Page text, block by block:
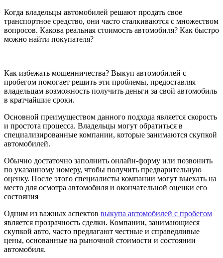
Когда владельцы автомобилей решают продать свое
транспортное средство, они часто сталкиваются с множеством
вопросов. Какова реальная стоимость автомобиля? Как быстро
можно найти покупателя?
Как избежать мошенничества? Выкуп автомобилей с
пробегом помогает решить эти проблемы, предоставляя
владельцам возможность получить деньги за свой автомобиль
в кратчайшие сроки.
Основной преимуществом данного подхода является скорость
и простота процесса. Владельцы могут обратиться в
специализированные компании, которые занимаются скупкой
автомобилей.
Обычно достаточно заполнить онлайн-форму или позвонить
по указанному номеру, чтобы получить предварительную
оценку. После этого специалисты компании могут выехать на
место для осмотра автомобиля и окончательной оценки его
состояния
Одним из важных аспектов выкупа автомобилей с пробегом
является прозрачность сделки. Компании, занимающиеся
скупкой авто, часто предлагают честные и справедливые
цены, основанные на рыночной стоимости и состоянии
автомобиля.